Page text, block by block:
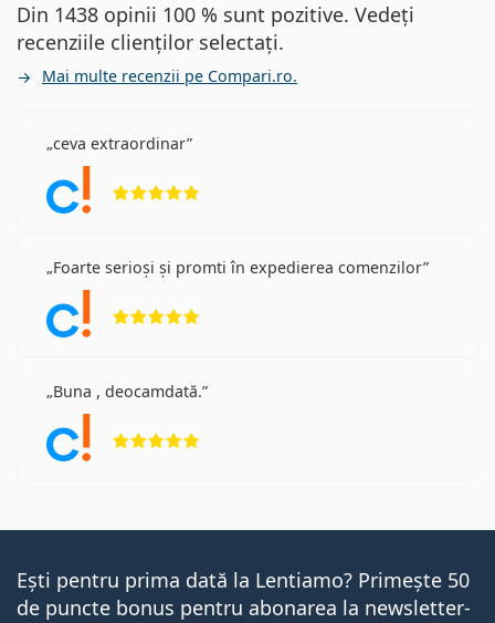
Din 1438 opinii 100 % sunt pozitive. Vedeți
recenziile clienților selectați.
Mai multe recenzii pe Compari.ro.
ceva extraordinar
Foarte serioși și promti în expedierea comenzilor
Buna , deocamdată.
Ești pentru prima dată la Lentiamo? Primește 50
de puncte bonus pentru abonarea la newsletter-